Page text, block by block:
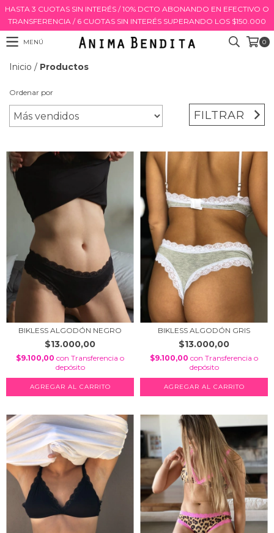
HASTA 3 CUOTAS SIN INTERÉS / 10% DCTO ABONANDO EN EFECTIVO O
TRANSFERENCIA / 6 CUOTAS SIN INTERÉS SUPERANDO LOS $150.000
MENÚ 0
Inicio / Productos
Ordenar por
FILTRAR
BIKLESS ALGODÓN NEGRO
$13.000,00
$9.100,00 con Transferencia o
depósito
AGREGAR AL CARRITO
BIKLESS ALGODÓN GRIS
$13.000,00
$9.100,00 con Transferencia o
depósito
AGREGAR AL CARRITO